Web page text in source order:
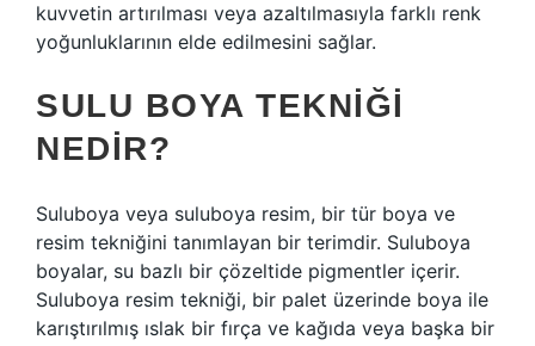
kuvvetin artırılması veya azaltılmasıyla farklı renk
yoğunluklarının elde edilmesini sağlar.
SULU BOYA TEKNIĞI
NEDIR?
Suluboya veya suluboya resim, bir tür boya ve
resim tekniğini tanımlayan bir terimdir. Suluboya
boyalar, su bazlı bir çözeltide pigmentler içerir.
Suluboya resim tekniği, bir palet üzerinde boya ile
karıştırılmış ıslak bir fırça ve kağıda veya başka bir